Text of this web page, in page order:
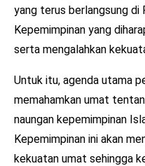
yang terus berlangsung di
Kepemimpinan yang
serta mengalahkan
Untuk itu, agenda utama
memahamkan umat
naungan kepemimpinan
Kepemimpinan ini akan
kekuatan umat sehingga